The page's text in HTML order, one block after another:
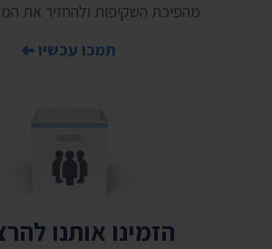
מהפיכת השקיפות ולהחזיר את
תמכו עכשיו
הזמינו אותנו